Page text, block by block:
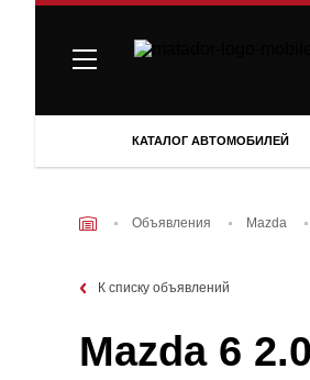
КАТАЛОГ АВТОМОБИЛЕЙ
Объявления Mazda
К списку объявлений
Mazda 6